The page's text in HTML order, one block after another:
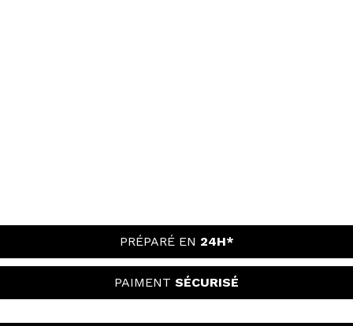
PRÉPARÉ EN 24H*
PAIMENT SÉCURISÉ